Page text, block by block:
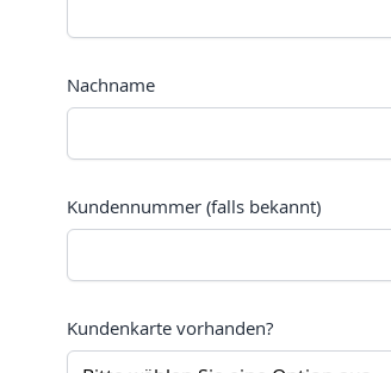
Nachname
Kundennummer (falls bekannt)
Kundenkarte vorhanden?